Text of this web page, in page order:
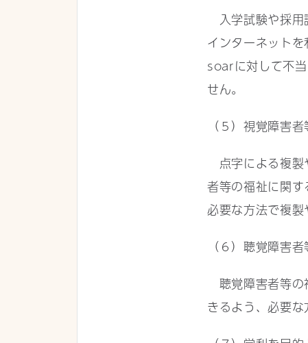
入学試験や採用
インターネット
soarに対して不
せん。
（５）視覚障害
点字による複製
者等の福祉に関
必要な方法で複製
（６）聴覚障害
聴覚障害者等の
きるよう、必要